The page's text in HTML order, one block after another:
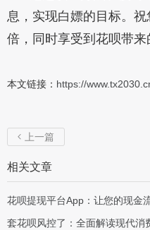
息，实现白嫖的目标。
倍，同时享受到花呗带来
本文链接： https://
 上一篇
相关文章
花呗提现平台App：让您的现金
套花呗风控了：全面解读现代消